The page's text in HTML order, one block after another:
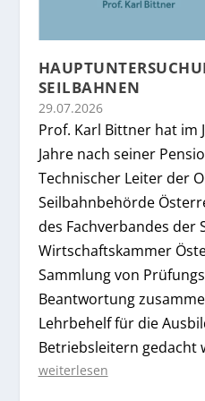
SEILBAHNEN
29.07.2026
Prof. Karl Bittner hat im
Jahre nach seiner
Technischer Leiter der
Seilbahnbehörde
des Fachverbandes der
Wirtschaftskammer
Sammlung von
Beantwortung
Lehrbehelf für die
Betriebsleitern gedacht
weiterlesen